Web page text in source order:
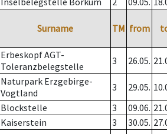
Surname TM from
Erbeskopf AGT-
Toleranzbelegstelle
3 26.05.
Naturpark Erzgebirge-
Vogtland
3 29.05.
Blockstelle 3 09.06.
Kaiserstein 3 30.05.